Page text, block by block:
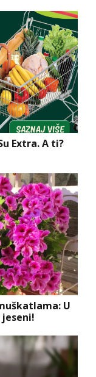
Extra. A ti?
U